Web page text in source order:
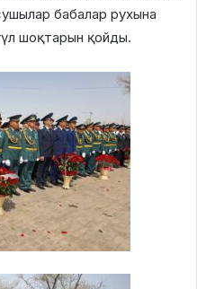
бабалар рухына
шоқтарын қойды.